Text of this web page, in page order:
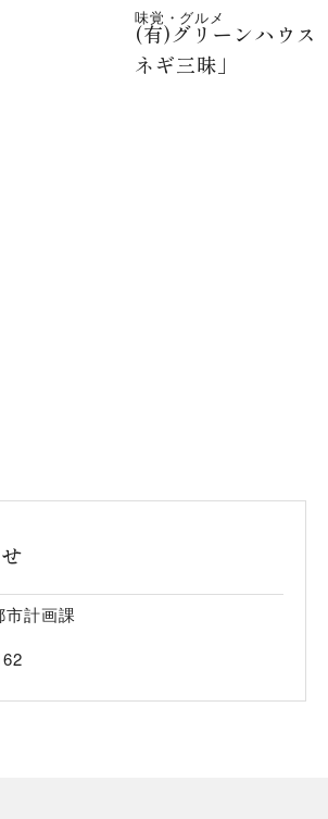
味覚・グルメ
(有)グリーンハウス
ネギ三昧」
市計画課